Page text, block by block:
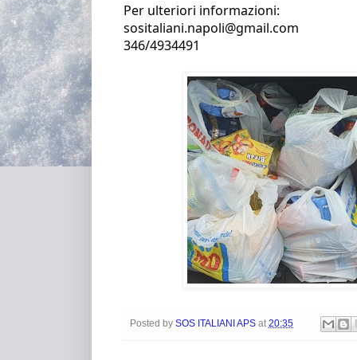
Per ulteriori informazioni:
sositaliani.napoli@gmail.com
346/4934491
Posted by SOS ITALIANI APS at 20:35